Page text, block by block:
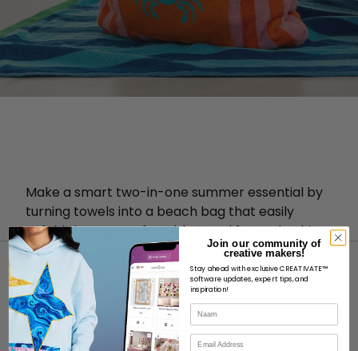
Make a smart two-in-one summer essential by
turning towels into a beach bag that easily
unfolds into a comfortable towel for sunbathing.
OVER
Join our community of
creative makers!
Stay ahead with exclusive CREATIVATE™
software updates, expert tips, and
inspiration!
Naam
E-mail